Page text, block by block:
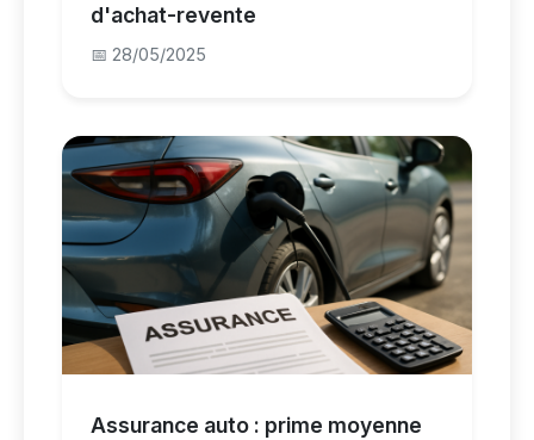
d'achat-revente
📅 28/05/2025
Assurance auto : prime moyenne